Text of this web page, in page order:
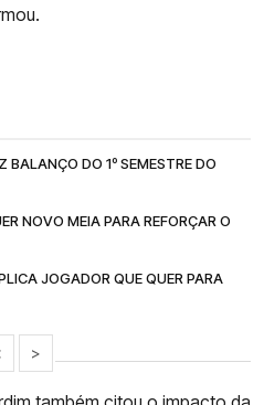
BALANÇO DO 1º SEMESTRE DO
NOVO MEIA PARA REFORÇAR O
JOGADOR QUE QUER PARA
>